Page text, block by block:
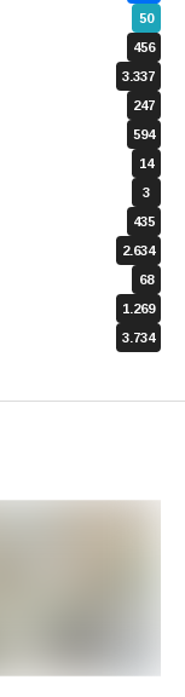
50
456
3.337
247
594
14
3
435
2.634
68
1.269
3.734